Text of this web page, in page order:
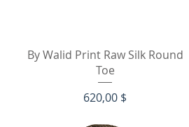
Schnellansicht
By Walid Print Raw Silk Round
Toe
Preis
620,00 $